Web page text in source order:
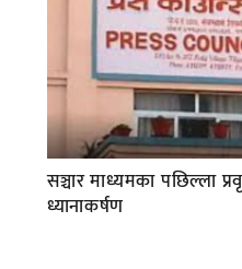
सञ्चार माध्यमका पछिल्ला
ध्यानाकर्षण